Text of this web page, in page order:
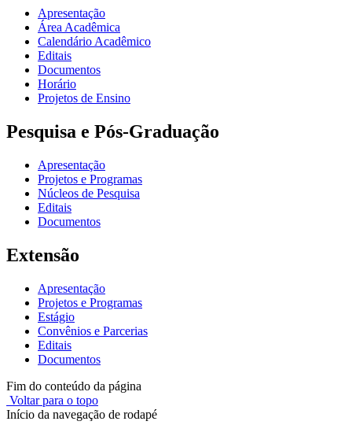
Apresentação
Área Acadêmica
Calendário Acadêmico
Editais
Documentos
Horário
Projetos de Ensino
Pesquisa e Pós-Graduação
Apresentação
Projetos e Programas
Núcleos de Pesquisa
Editais
Documentos
Extensão
Apresentação
Projetos e Programas
Estágio
Convênios e Parcerias
Editais
Documentos
Fim do conteúdo da página
Voltar para o topo
Início da navegação de rodapé